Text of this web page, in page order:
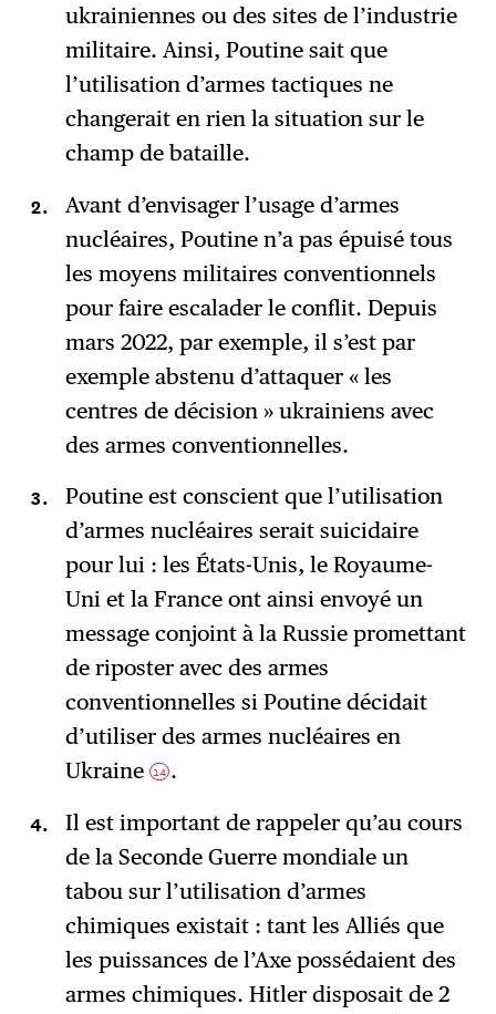
ukrainiennes ou des sites de l’industrie
militaire. Ainsi, Poutine sait que
l’utilisation d’armes tactiques ne
changerait en rien la situation sur le
champ de bataille.
Avant d’envisager l’usage d’armes
nucléaires, Poutine n’a pas épuisé tous
les moyens militaires conventionnels
pour faire escalader le conflit. Depuis
mars 2022, par exemple, il s’est par
exemple abstenu d’attaquer « les
centres de décision » ukrainiens avec
des armes conventionnelles.
Poutine est conscient que l’utilisation
d’armes nucléaires serait suicidaire
pour lui : les États-Unis, le Royaume-
Uni et la France ont ainsi envoyé un
message conjoint à la Russie promettant
de riposter avec des armes
conventionnelles si Poutine décidait
d’utiliser des armes nucléaires en
Ukraine 14 .
Il est important de rappeler qu’au cours
de la Seconde Guerre mondiale un
tabou sur l’utilisation d’armes
chimiques existait : tant les Alliés que
les puissances de l’Axe possédaient des
armes chimiques. Hitler disposait de 2